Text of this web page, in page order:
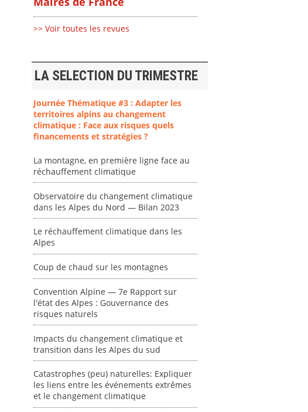
"Changement
climatique en
France - État des
connaissances en
[ Ressource électronique ]
"Plan ministériel
de gestion des
vagues de
chaleur."
[ Ressource électronique ]
0000
"Événements
risques pour le
système financier
? "
>> Voir toutes les revues
LA SELECTION DU TRIMESTRE
Journée Thématique #3 : Adapter les
territoires alpins au changement
climatique : Face aux risques quels
financements et stratégies ?
La montagne, en première ligne face au
réchauffement climatique
Observatoire du changement climatique
dans les Alpes du Nord — Bilan 2023
Le réchauffement climatique dans les
Alpes
Coup de chaud sur les montagnes
Convention Alpine — 7e Rapport sur
l'état des Alpes : Gouvernance des
risques naturels
Impacts du changement climatique et
transition dans les Alpes du sud
Catastrophes (peu) naturelles: Expliquer
les liens entre les événements extrêmes
et le changement climatique